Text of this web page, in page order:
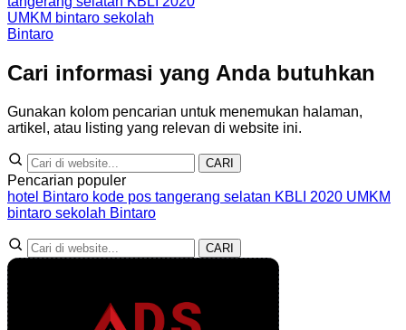
UMKM bintaro sekolah
Bintaro
Cari informasi yang Anda butuhkan
Gunakan kolom pencarian untuk menemukan halaman,
artikel, atau listing yang relevan di website ini.
CARI
Pencarian populer
hotel Bintaro kode pos tangerang selatan KBLI 2020 UMKM
bintaro sekolah Bintaro
CARI